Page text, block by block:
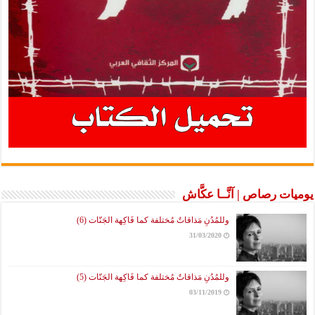
يوميات رصاص | آنَّــا عكَّاش
وللمُدُنِ مَذاقاتٌ مُختلفة كما فَاكِهة الجَنّات (6)
31/03/2020
وللمُدُنِ مَذاقاتٌ مُختلفة كما فَاكِهة الجَنّات (5)
03/11/2019